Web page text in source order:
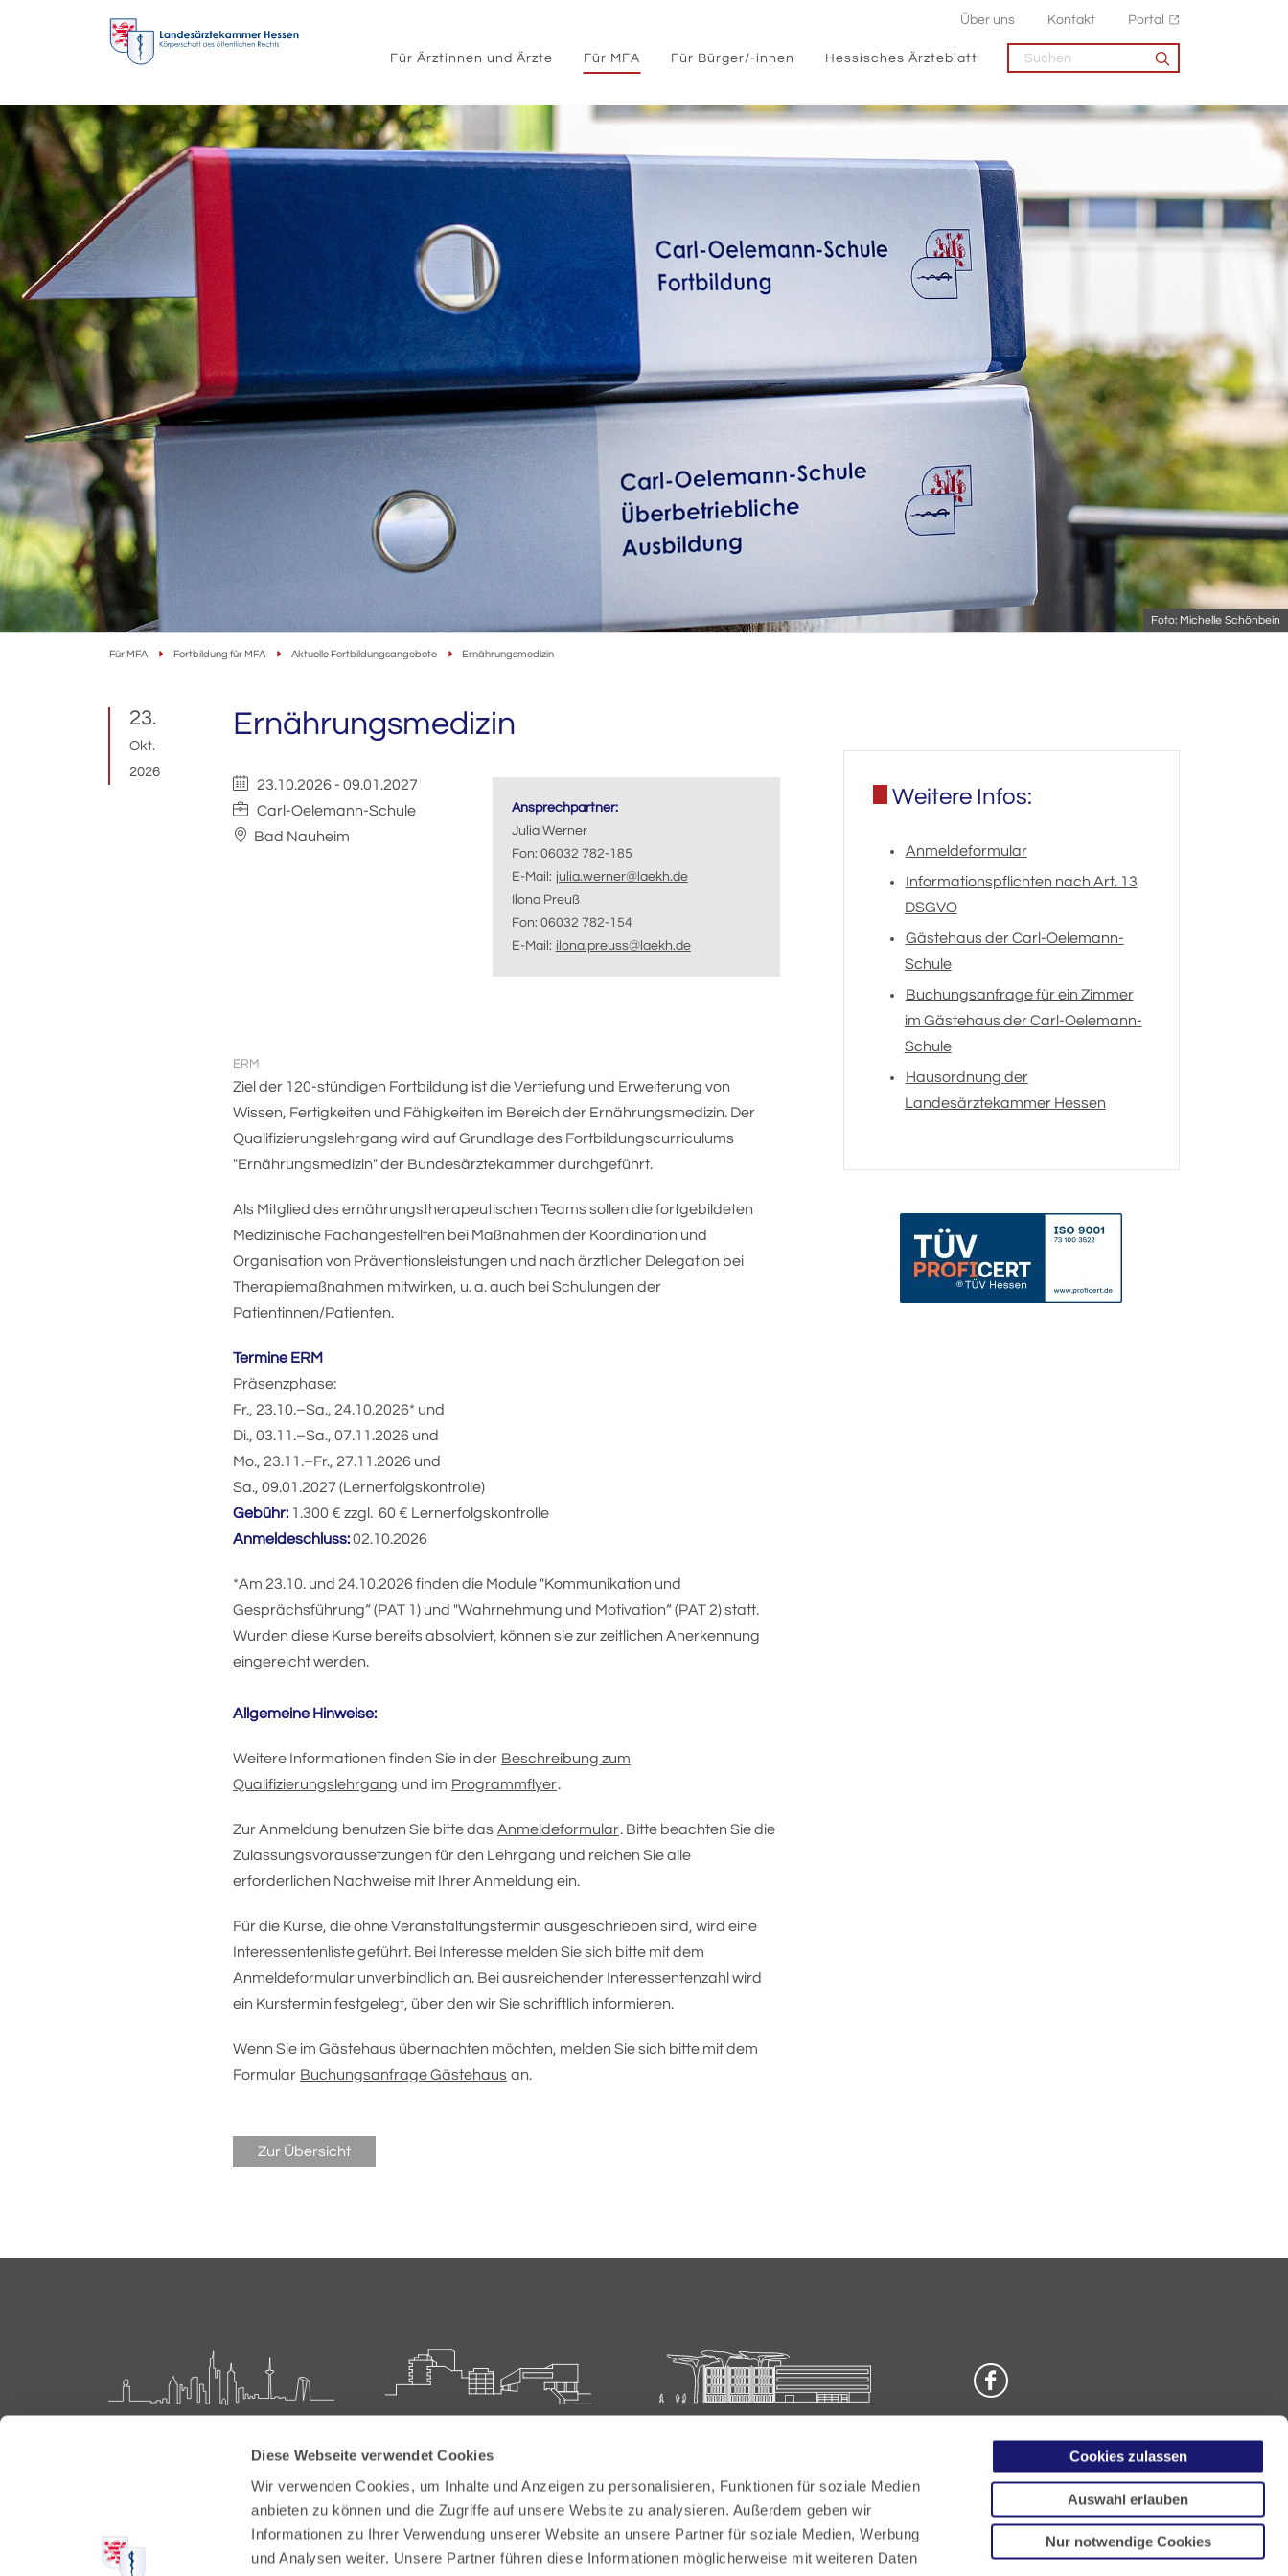
Diese Webseite verwendet Cookies
Wir verwenden Cookies, um Inhalte und Anzeigen zu personalisieren, Funktionen für soziale Medien
anbieten zu können und die Zugriffe auf unsere Website zu analysieren. Außerdem geben wir
Informationen zu Ihrer Verwendung unserer Website an unsere Partner für soziale Medien, Werbung
und Analysen weiter. Unsere Partner führen diese Informationen möglicherweise mit weiteren Daten
Cookies zulassen
Auswahl erlauben
Nur notwendige Cookies
Über uns Kontakt Portal
Für Ärztinnen und Ärzte Für MFA Für Bürger/-innen Hessisches Ärzteblatt
Foto: Michelle Schönbein
Für MFA Fortbildung für MFA Aktuelle Fortbildungsangebote Ernährungsmedizin
23.
Okt.
2026
Ernährungsmedizin
23.10.2026- 09.01.2027
Carl-Oelemann-Schule
Bad Nauheim
Ansprechpartner:
Julia Werner
Fon: 06032 782-185
E-Mail: julia.werner@laekh.de
Ilona Preuß
Fon: 06032 782-154
E-Mail: ilona.preuss@laekh.de
ERM
Ziel der 120-stündigen Fortbildung ist die Vertiefung und Erweiterung von
Wissen, Fertigkeiten und Fähigkeiten im Bereich der Ernährungsmedizin. Der
Qualifizierungslehrgang wird auf Grundlage des Fortbildungscurriculums
"Ernährungsmedizin" der Bundesärztekammer durchgeführt.
Als Mitglied des ernährungstherapeutischen Teams sollen die fortgebildeten
Medizinische Fachangestellten bei Maßnahmen der Koordination und
Organisation von Präventionsleistungen und nach ärztlicher Delegation bei
Therapiemaßnahmen mitwirken, u. a. auch bei Schulungen der
Patientinnen/Patienten.
Termine ERM
Präsenzphase:
Fr., 23.10.–Sa., 24.10.2026* und
Di., 03.11.–Sa., 07.11.2026 und
Mo., 23.11.–Fr., 27.11.2026 und
Sa., 09.01.2027 (Lernerfolgskontrolle)
Gebühr: 1.300 € zzgl. 60 € Lernerfolgskontrolle
Anmeldeschluss:02.10.2026
*Am 23.10. und 24.10.2026 finden die Module "Kommunikation und
Gesprächsführung“ (PAT 1) und "Wahrnehmung und Motivation“ (PAT 2) statt.
Wurden diese Kurse bereits absolviert, können sie zur zeitlichen Anerkennung
eingereicht werden.
Allgemeine Hinweise:
Weitere Informationen finden Sie in der Beschreibung zum
Qualifizierungslehrgang und im Programmflyer.
Zur Anmeldung benutzen Sie bitte das Anmeldeformular. Bitte beachten Sie die
Zulassungsvoraussetzungen für den Lehrgang und reichen Sie alle
erforderlichen Nachweise mit Ihrer Anmeldung ein.
Für die Kurse, die ohne Veranstaltungstermin ausgeschrieben sind, wird eine
Interessentenliste geführt. Bei Interesse melden Sie sich bitte mit dem
Anmeldeformular unverbindlich an. Bei ausreichender Interessentenzahl wird
ein Kurstermin festgelegt, über den wir Sie schriftlich informieren.
Wenn Sie im Gästehaus übernachten möchten, melden Sie sich bitte mit dem
Formular Buchungsanfrage Gästehaus an.
Zur Übersicht
Weitere Infos:
Anmeldeformular
Informationspflichten nach Art. 13
DSGVO
Gästehaus der Carl-Oelemann-
Schule
Buchungsanfrage für ein Zimmer
im Gästehaus der Carl-Oelemann-
Schule
Hausordnung der
Landesärztekammer Hessen
Postfach 60 05 66
60335 Frankfurt
Carl-Oelemann-Weg 5
Tel:+49 6032 782-200
Carl-Oelemann-Weg 5
Tel: +49 6032 782-100